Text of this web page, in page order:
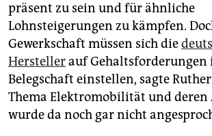
präsent zu sein und für ähnliche
Lohnsteigerungen zu kämpfen.
Gewerkschaft müssen sich die
Herstellerauf Gehaltsforderungen
Belegschaft einstellen, sagte
Thema Elektromobilität und deren
wurde da noch gar nicht